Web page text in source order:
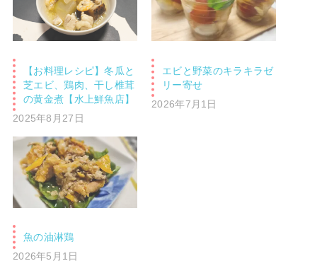
【お料理レシピ】冬瓜と
芝エビ、鶏肉、干し椎茸
の黄金煮【水上鮮魚店】
2025年8月27日
エビと野菜のキラキラゼ
リー寄せ
2026年7月1日
魚の油淋鶏
2026年5月1日